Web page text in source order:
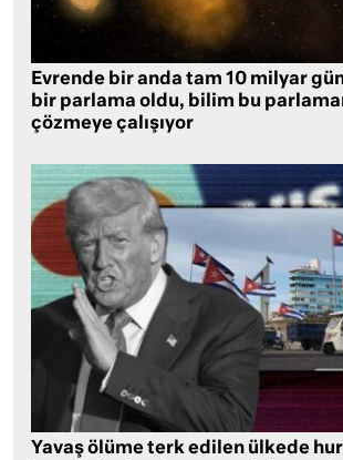
Evrende bir anda tam 10 milyar
bir parlama oldu, bilim bu
çözmeye çalışıyor
Yavaş ölüme terk edilen ülkede